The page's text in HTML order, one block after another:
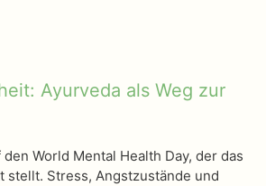
Ayurveda als Weg zur
World Mental Health Day, der das
Stress, Angstzustände und